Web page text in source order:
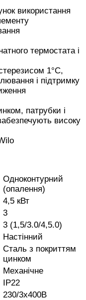
використання
термостата і
1°С,
і підтримку
патрубки і
високу
Одноконтурний
(опалення)
4,5 кВт
3
3 (1,5/3.0/4,5.0)
Настінний
Сталь з покриттям
цинком
Механічне
IP22
230/3х400В